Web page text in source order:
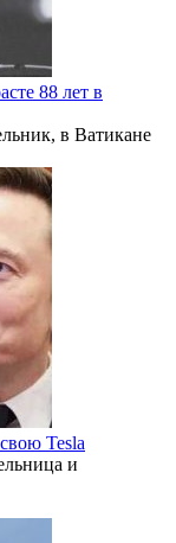
88 лет в
в Ватикане
Tesla
и